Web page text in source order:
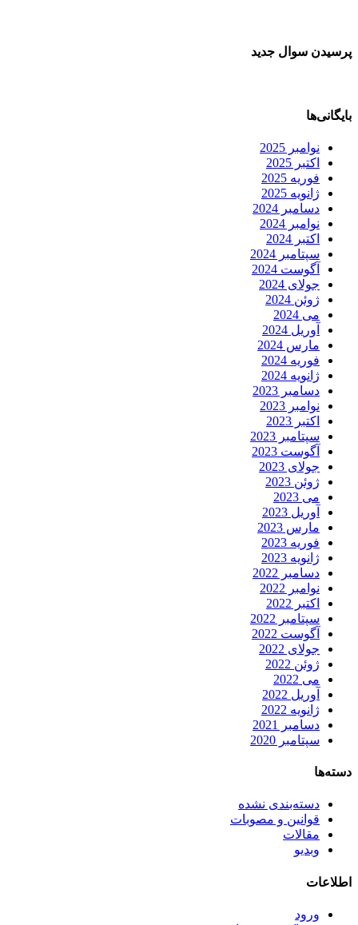
پرسیدن سوال جدید
بایگانی‌ها
نوامبر 2025
اکتبر 2025
فوریه 2025
ژانویه 2025
دسامبر 2024
نوامبر 2024
اکتبر 2024
سپتامبر 2024
آگوست 2024
جولای 2024
ژوئن 2024
می 2024
آوریل 2024
مارس 2024
فوریه 2024
ژانویه 2024
دسامبر 2023
نوامبر 2023
اکتبر 2023
سپتامبر 2023
آگوست 2023
جولای 2023
ژوئن 2023
می 2023
آوریل 2023
مارس 2023
فوریه 2023
ژانویه 2023
دسامبر 2022
نوامبر 2022
اکتبر 2022
سپتامبر 2022
آگوست 2022
جولای 2022
ژوئن 2022
می 2022
آوریل 2022
ژانویه 2022
دسامبر 2021
سپتامبر 2020
دسته‌ها
دسته‌بندی نشده
قوانین و مصوبات
مقالات
وبدیو
اطلاعات
ورود